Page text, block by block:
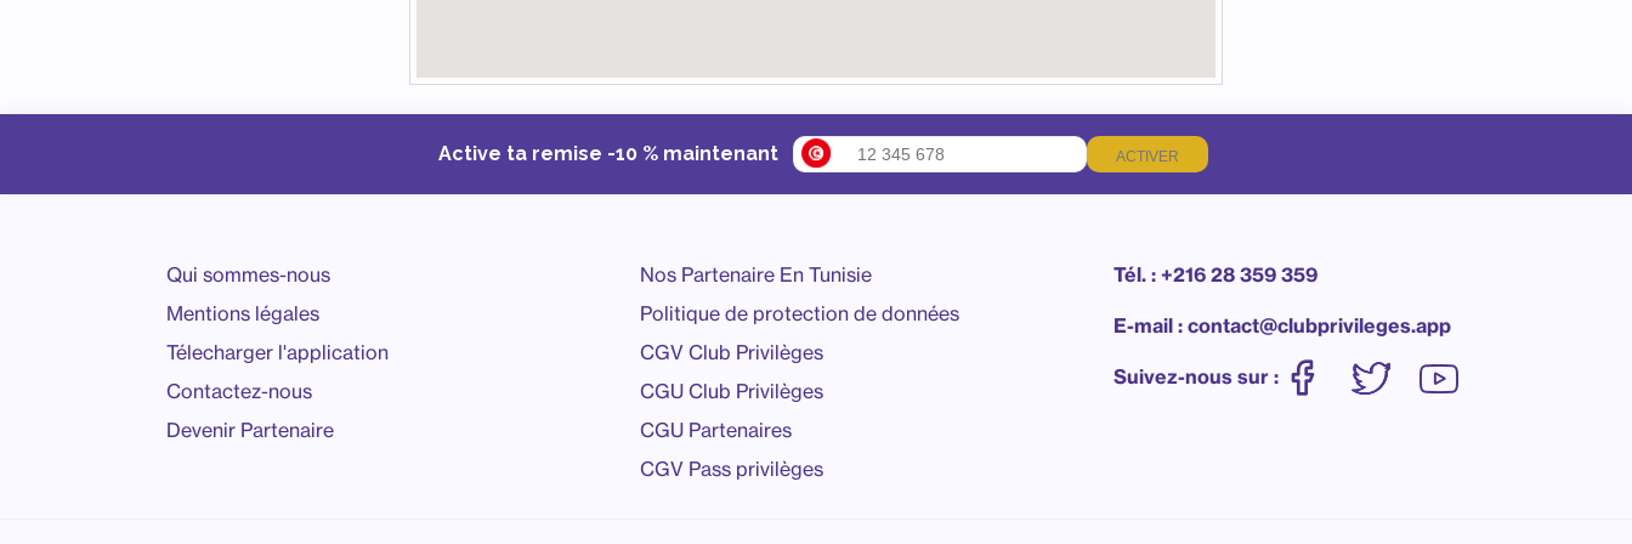
Active ta remise -10 % maintenant ACTIVER
Qui sommes-nous
Mentions légales
Télecharger l'application
Contactez-nous
Devenir Partenaire
Nos Partenaire En Tunisie
Politique de protection de données
CGV Club Privilèges
CGU Club Privilèges
CGU Partenaires
CGV Pass privilèges
Tél. : +216 28 359 359
E-mail : contact@clubprivileges.app
Suivez-nous sur :